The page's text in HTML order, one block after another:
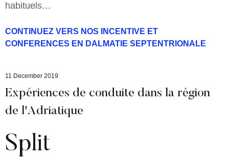
habituels…
CONTINUEZ VERS NOS INCENTIVE ET
CONFERENCES EN DALMATIE SEPTENTRIONALE
11 December 2019
Expériences de conduite dans la région
de l'Adriatique
Split